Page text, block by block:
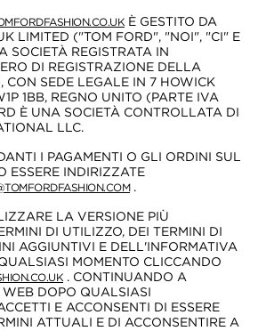
È GESTITO DA
LIMITED ("TOM FORD", "NOI", "CI" E
SOCIETÀ REGISTRATA IN
DI REGISTRAZIONE DELLA
CON SEDE LEGALE IN 7 HOWICK
1BB, REGNO UNITO (PARTE IVA
È UNA SOCIETÀ CONTROLLATA DI
LLC.
I PAGAMENTI O GLI ORDINI SUL
ESSERE INDIRIZZATE
.
LA VERSIONE PIÙ
DI UTILIZZO, DEI TERMINI DI
AGGIUNTIVI E DELL'INFORMATIVA
MOMENTO CLICCANDO
. CONTINUANDO A
DOPO QUALSIASI
E ACCONSENTI DI ESSERE
ATTUALI E DI ACCONSENTIRE A